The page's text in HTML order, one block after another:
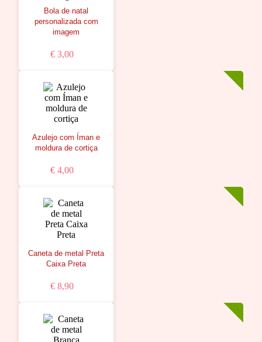
Bola de natal
personalizada com
imagem
€ 3,00
Azulejo com Íman e
moldura de cortiça
€ 4,00
Caneta de metal Preta
Caixa Preta
€ 8,90